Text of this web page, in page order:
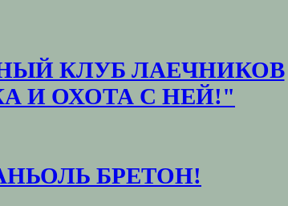
КЛУБ ЛАЕЧНИКОВ
И ОХОТА С НЕЙ!"
БРЕТОН!